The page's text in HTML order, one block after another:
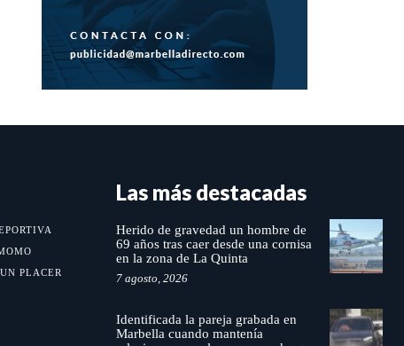
PLACER
Las más destacadas
Herido de gravedad un hombre de
69 años tras caer desde una cornisa
en la zona de La Quinta
7 agosto, 2026
Identificada la pareja grabada en
Marbella cuando mantenía